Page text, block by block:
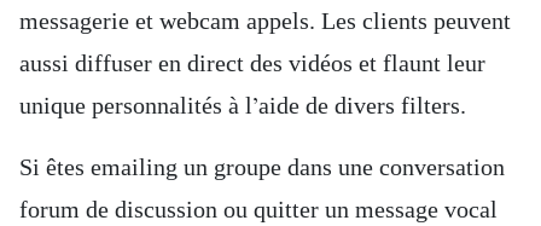
messagerie et webcam appels. Les clients peuvent
aussi diffuser en direct des vidéos et flaunt leur
unique personnalités à l’aide de divers filters.
Si êtes emailing un groupe dans une conversation
forum de discussion ou quitter un message vocal